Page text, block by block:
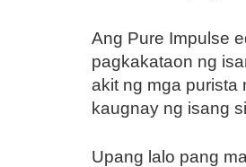
Ang Pure Impulse
pagkakataon ng
akit ng mga purista
kaugnay ng isang
Upang lalo pang